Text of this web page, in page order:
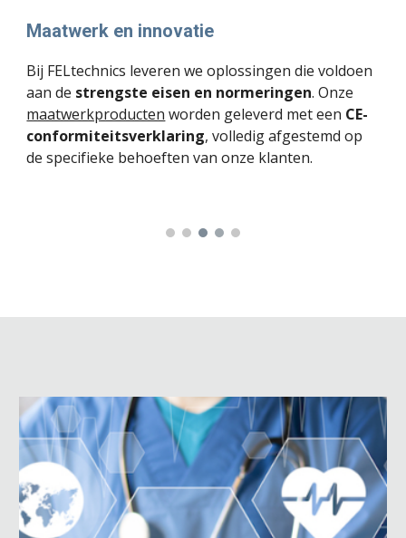
Maatwerk en innovatie
Bij FELtechnics leveren we oplossingen die voldoen
aan de strengste eisen en normeringen. Onze
maatwerkproducten worden geleverd met een CE-
conformiteitsverklaring, volledig afgestemd op
de specifieke behoeften van onze klanten.